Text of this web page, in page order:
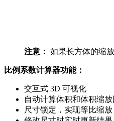
注意： 如果长方体的缩
比例系数计算器功能：
交互式 3D 可视化
自动计算体积和体积缩放
尺寸锁定，实现等比缩放